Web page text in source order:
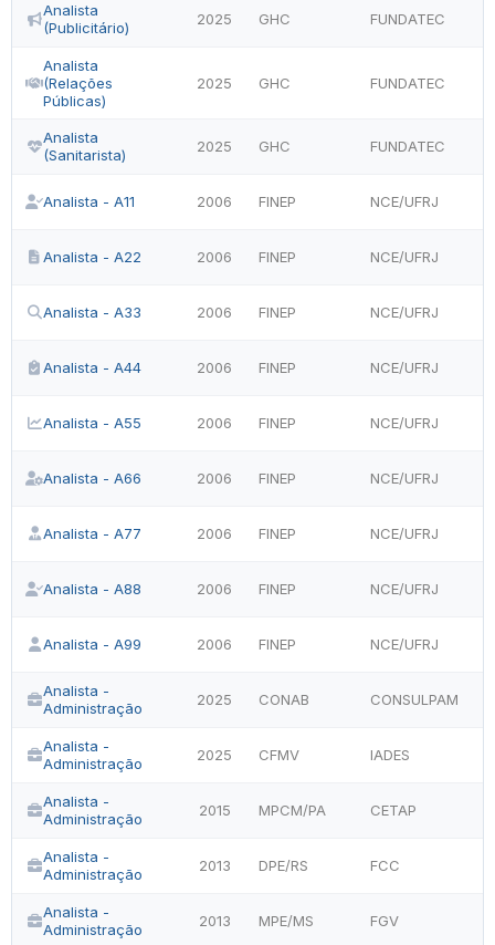
Analista
(Publicitário)
2025 GHC FUNDATEC
Analista
(Relações
Públicas)
2025 GHC FUNDATEC
Analista
(Sanitarista)
2025 GHC FUNDATEC
Analista - A11 2006 FINEP NCE/UFRJ
Analista - A22 2006 FINEP NCE/UFRJ
Analista - A33 2006 FINEP NCE/UFRJ
Analista - A44 2006 FINEP NCE/UFRJ
Analista - A55 2006 FINEP NCE/UFRJ
Analista - A66 2006 FINEP NCE/UFRJ
Analista - A77 2006 FINEP NCE/UFRJ
Analista - A88 2006 FINEP NCE/UFRJ
Analista - A99 2006 FINEP NCE/UFRJ
Analista -
Administração
2025 CONAB CONSULPAM
Analista -
Administração
2025 CFMV IADES
Analista -
Administração
2015 MPCM/PA CETAP
Analista -
Administração
2013 DPE/RS FCC
Analista -
Administração
2013 MPE/MS FGV